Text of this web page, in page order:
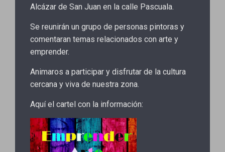
Alcázar de San Juan en la calle Pascuala.
Se reunirán un grupo de personas pintoras y
comentaran temas relacionados con arte y
emprender.
Animaros a participar y disfrutar de la cultura
cercana y viva de nuestra zona.
Aquí el cartel con la información: